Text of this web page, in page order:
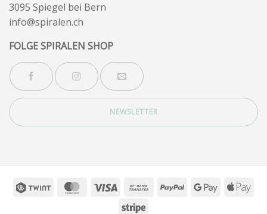
3095 Spiegel bei Bern
info@spiralen.ch
FOLGE SPIRALEN SHOP
NEWSLETTER
Twint MasterCard
Visa
Bank
PayPal
Google
Stripe